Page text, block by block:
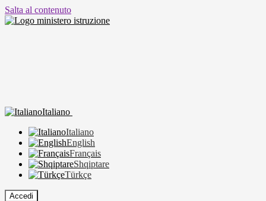
Salta al contenuto
Italiano
Italiano
English
Français
Shqiptare
Türkçe
Accedi